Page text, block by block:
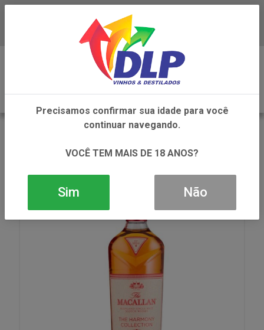
Baixe já o APP da DLP Vinhos
Precisamos confirmar sua idade para você
continuar navegando.
VOCÊ TEM MAIS DE 18 ANOS?
Sim Não